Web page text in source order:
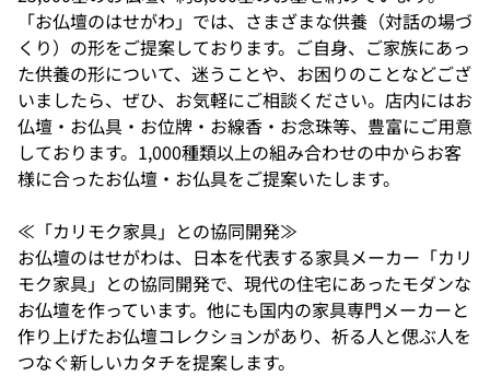
「お仏壇のはせがわ」では、さまざまな供養（対話の場づ
くり）の形をご提案しております。ご自身、ご家族にあっ
た供養の形について、迷うことや、お困りのことなどござ
いましたら、ぜひ、お気軽にご相談ください。店内にはお
仏壇・お仏具・お位牌・お線香・お念珠等、豊富にご用意
しております。1,000種類以上の組み合わせの中からお客
様に合ったお仏壇・お仏具をご提案いたします。
≪「カリモク家具」との協同開発≫
お仏壇のはせがわは、日本を代表する家具メーカー「カリ
モク家具」との協同開発で、現代の住宅にあったモダンな
お仏壇を作っています。他にも国内の家具専門メーカーと
作り上げたお仏壇コレクションがあり、祈る人と偲ぶ人を
つなぐ新しいカタチを提案します。